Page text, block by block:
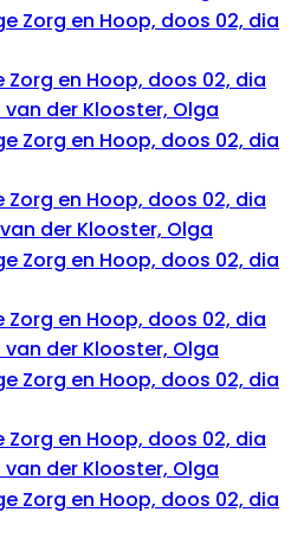
Zorg en Hoop, doos 02, dia
Zorg en Hoop, doos 02, dia
Zorg en Hoop, doos 02, dia
Zorg en Hoop, doos 02, dia
Zorg en Hoop, doos 02, dia